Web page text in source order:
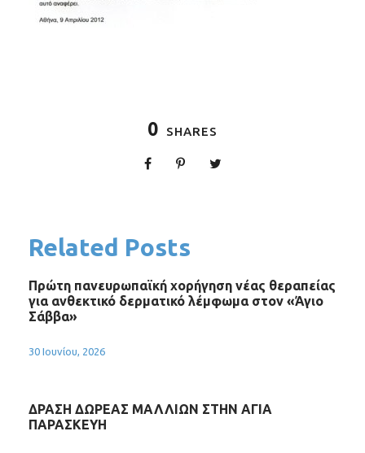
0 SHARES
Related Posts
Πρώτη πανευρωπαϊκή χορήγηση νέας θεραπείας
για ανθεκτικό δερματικό λέμφωμα στον «Άγιο
Σάββα»
30 Ιουνίου, 2026
ΔΡΑΣΗ ΔΩΡΕΑΣ ΜΑΛΛΙΩΝ ΣΤΗΝ ΑΓΙΑ
ΠΑΡΑΣΚΕΥΗ